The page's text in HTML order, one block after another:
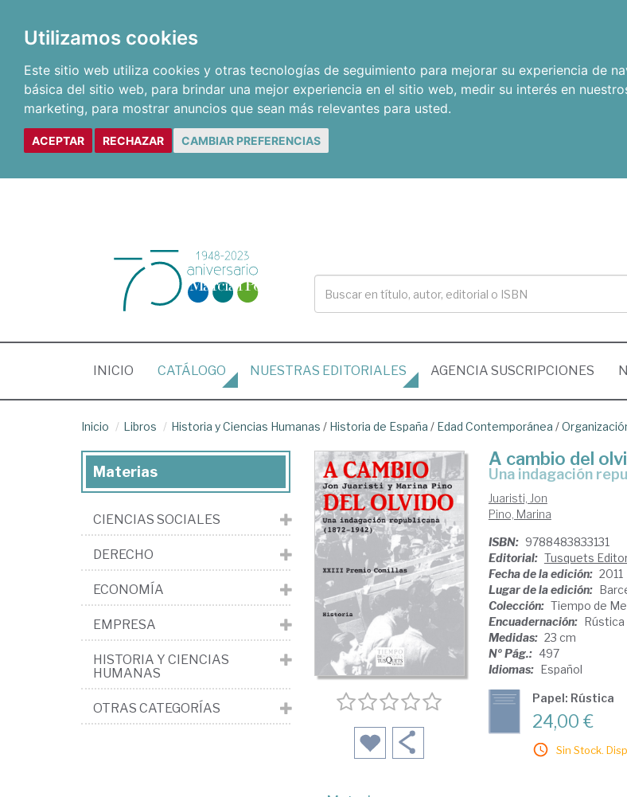
Utilizamos cookies
Este sitio web utiliza cookies y otras tecnologías de seguimiento para mejorar su experiencia de
básica del sitio web, para brindar una mejor experiencia en el sitio web, medir su interés en
marketing, para mostrar anuncios que sean más relevantes para usted.
ACEPTAR RECHAZAR CAMBIAR PREFERENCIAS
INICIO (CURRENT)
CATÁLOGO NUESTRAS EDITORIALES AGENCIA SUSCRIPCIONES
Inicio Libros Historia y Ciencias Humanas / Historia de España / Edad Contemporánea /
A cambio del
una indagación
Juaristi, Jon
Pino, Marina
ISBN: 9788483833131
Editorial: Tusquets
Fecha de la edición: 2011
Lugar de la edición:
Colección: Tiempo de
Encuadernación: Rústica
Medidas: 23 cm
Nº Pág.: 497
Idiomas: Español
Papel: Rústica
24,00 €
Sin Stock.
Materias
CIENCIAS SOCIALES
DERECHO
ECONOMÍA
EMPRESA
HISTORIA Y CIENCIAS
HUMANAS
OTRAS CATEGORÍAS